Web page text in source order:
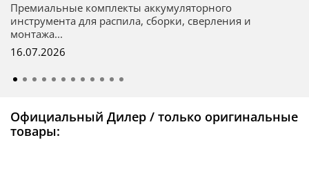
Премиальные комплекты аккумуляторного
инструмента для распила, сборки, сверления и
монтажа...
16.07.2026
Официальный Дилер / только оригинальные
товары: